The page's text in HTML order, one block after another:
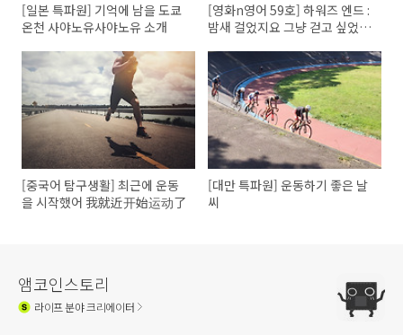
[일본 특파원] 기억에 남을 도쿄
온천 사야노유사야노유 소개
[영화n영어 59호] 하워즈 엔드 :
밤새 걸었지요 그냥 걷고 싶었습
[중국어 탐구생활] 최근에 운동
을 시작했어 我就近开始运动了
[대만 특파원] 운동하기 좋은 날
씨
앰코인스토리
라이프분야 크리에이터